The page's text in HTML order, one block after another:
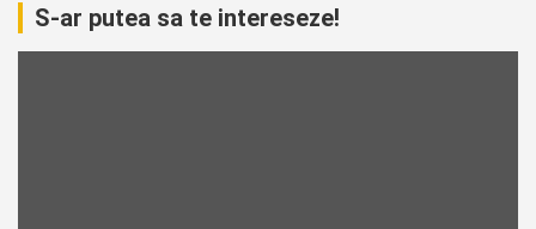
S-ar putea sa te intereseze!